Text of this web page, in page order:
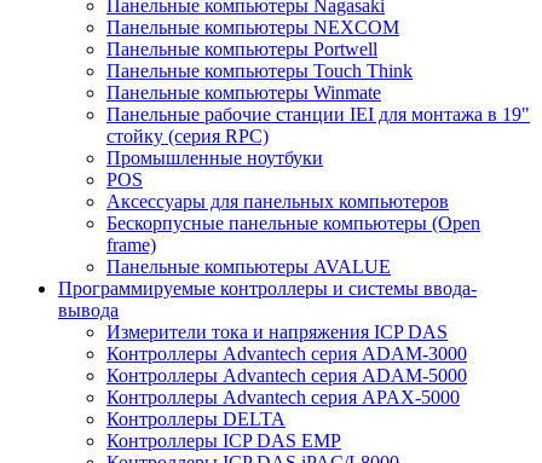
Панельные компьютеры Nagasaki
Панельные компьютеры NEXCOM
Панельные компьютеры Portwell
Панельные компьютеры Touch Think
Панельные компьютеры Winmate
Панельные рабочие станции IEI для монтажа в 19"
стойку (серия RPC)
Промышленные ноутбуки
POS
Аксессуары для панельных компьютеров
Бескорпусные панельные компьютеры (Open
frame)
Панельные компьютеры AVALUE
Программируемые контроллеры и системы ввода-
вывода
Измерители тока и напряжения ICP DAS
Контроллеры Advantech серия ADAM-3000
Контроллеры Advantech серия ADAM-5000
Контроллеры Advantech серия APAX-5000
Контроллеры DELTA
Контроллеры ICP DAS EMP